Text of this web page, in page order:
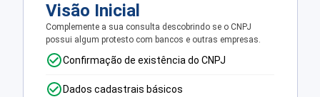
Visão Inicial
Complemente a sua consulta descobrindo se o CNPJ
possui algum protesto com bancos e outras empresas.
Confirmação de existência do CNPJ
Dados cadastrais básicos